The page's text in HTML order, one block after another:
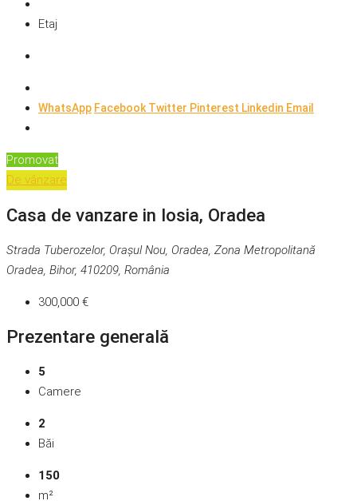
Etaj
WhatsApp FacebookTwitter Pinterest Linkedin Email
Promovat
De vânzare
Casa de vanzare in Iosia, Oradea
Strada Tuberozelor, Orașul Nou, Oradea, Zona Metropolitană
Oradea, Bihor, 410209, România
300,000 €
Prezentare generală
5
Camere
2
Băi
150
m²